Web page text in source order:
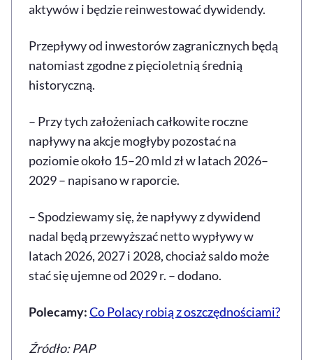
aktywów i będzie reinwestować dywidendy.
Przepływy od inwestorów zagranicznych będą
natomiast zgodne z pięcioletnią średnią
historyczną.
– Przy tych założeniach całkowite roczne
napływy na akcje mogłyby pozostać na
poziomie około 15–20 mld zł w latach 2026–
2029 – napisano w raporcie.
– Spodziewamy się, że napływy z dywidend
nadal będą przewyższać netto wypływy w
latach 2026, 2027 i 2028, chociaż saldo może
stać się ujemne od 2029 r. – dodano.
Polecamy:Co Polacy robią z oszczędnościami?
Źródło: PAP